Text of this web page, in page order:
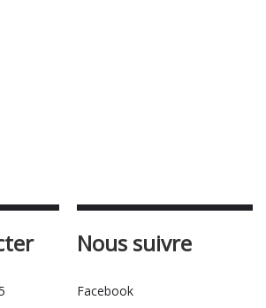
Nous suivre
Facebook